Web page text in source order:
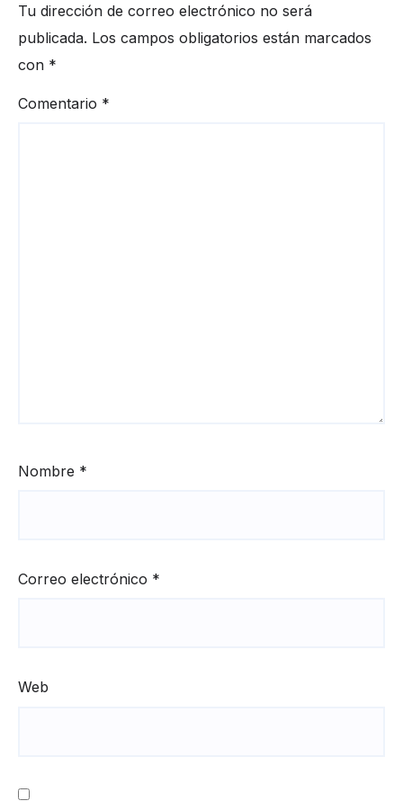
Tu dirección de correo electrónico no será
publicada. Los campos obligatorios están marcados
con *
Comentario *
Nombre *
Correo electrónico *
Web